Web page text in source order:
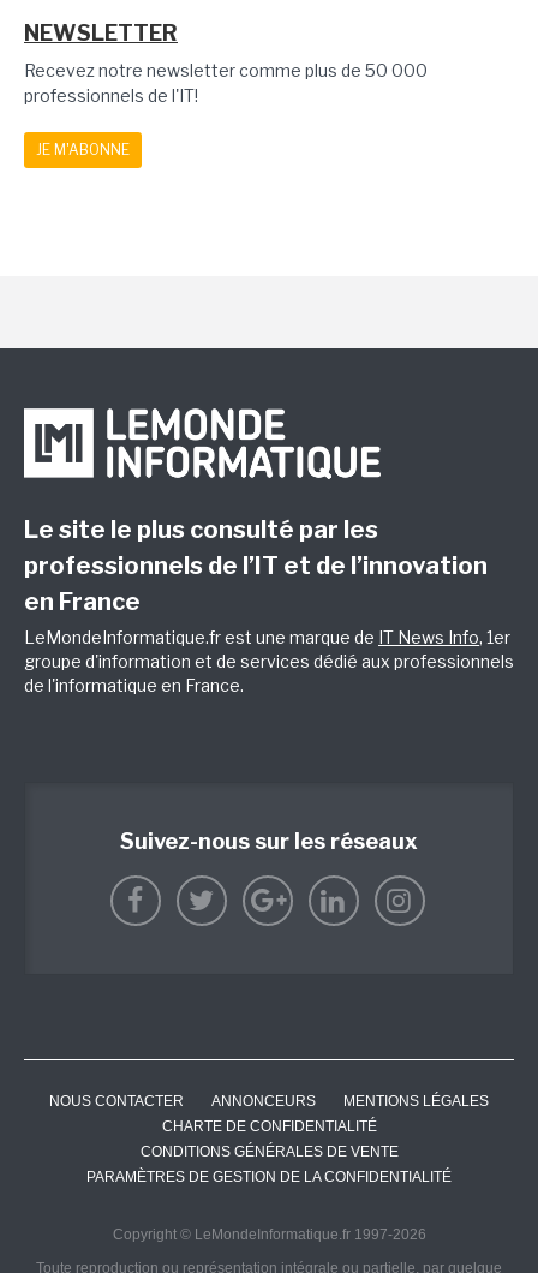
NEWSLETTER
Recevez notre newsletter comme plus de 50 000
professionnels de l'IT!
JE M'ABONNE
Le site le plus consulté par les
professionnels de l’IT et de l’innovation
en France
LeMondeInformatique.fr est une marque de IT News Info, 1er
groupe d'information et de services dédié aux professionnels
de l'informatique en France.
Suivez-nous sur les réseaux
NOUS CONTACTER ANNONCEURS
MENTIONS LÉGALES
CHARTE DE CONFIDENTIALITÉ
CONDITIONS GÉNÉRALES DE VENTE
PARAMÈTRES DE GESTION DE LA CONFIDENTIALITÉ
Copyright © LeMondeInformatique.fr 1997-2026
Toute reproduction ou représentation intégrale ou partielle, par quelque